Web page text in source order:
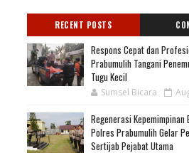
RECENT POSTS
Respons Cepat dan
Prabumulih Tangani
Tugu Kecil
Sumsel Bicara
Regenerasi Kepemimpinan
Polres Prabumulih Gelar
Sertijab Pejabat Utama